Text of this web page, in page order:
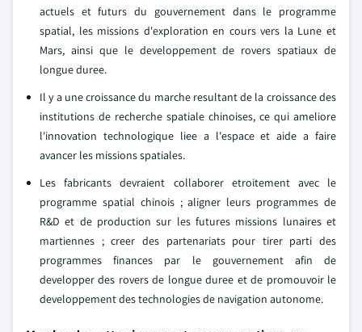
actuels et futurs du gouvernement dans le programme
spatial, les missions d'exploration en cours vers la Lune et
Mars, ainsi que le developpement de rovers spatiaux de
longue duree.
Il y a une croissance du marche resultant de la croissance des
institutions de recherche spatiale chinoises, ce qui ameliore
l'innovation technologique liee a l'espace et aide a faire
avancer les missions spatiales.
Les fabricants devraient collaborer etroitement avec le
programme spatial chinois ; aligner leurs programmes de
R&D et de production sur les futures missions lunaires et
martiennes ; creer des partenariats pour tirer parti des
programmes finances par le gouvernement afin de
developper des rovers de longue duree et de promouvoir le
developpement des technologies de navigation autonome.